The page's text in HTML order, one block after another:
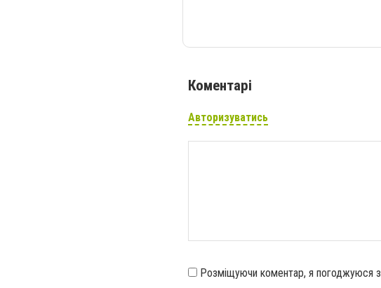
Коментарі
Авторизуватись
Розміщуючи коментар, я погоджуюся з